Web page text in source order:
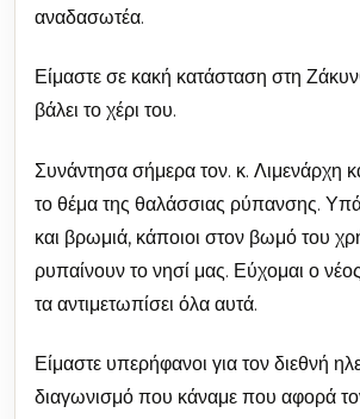
αναδασωτέα.
Είμαστε σε κακή κατάσταση στη
βάλει το χέρι του.
Συνάντησα σήμερα τον. κ. Λιμενάρχη
το θέμα της θαλάσσιας ρύπανσης.
και βρωμιά, κάποιοι στον βωμό του
ρυπαίνουν το νησί μας. Εύχομαι ο
τα αντιμετωπίσει όλα αυτά.
Είμαστε υπερήφανοι για τον διεθνή
διαγωνισμό που κάναμε που αφορά